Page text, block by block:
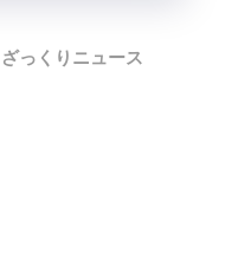
ざっくりニュース